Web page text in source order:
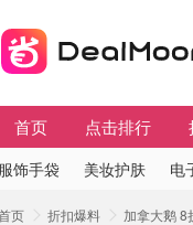
首页 点击排行
服饰手袋 美妆护肤 电
页 折扣爆料 加拿大鹅 8